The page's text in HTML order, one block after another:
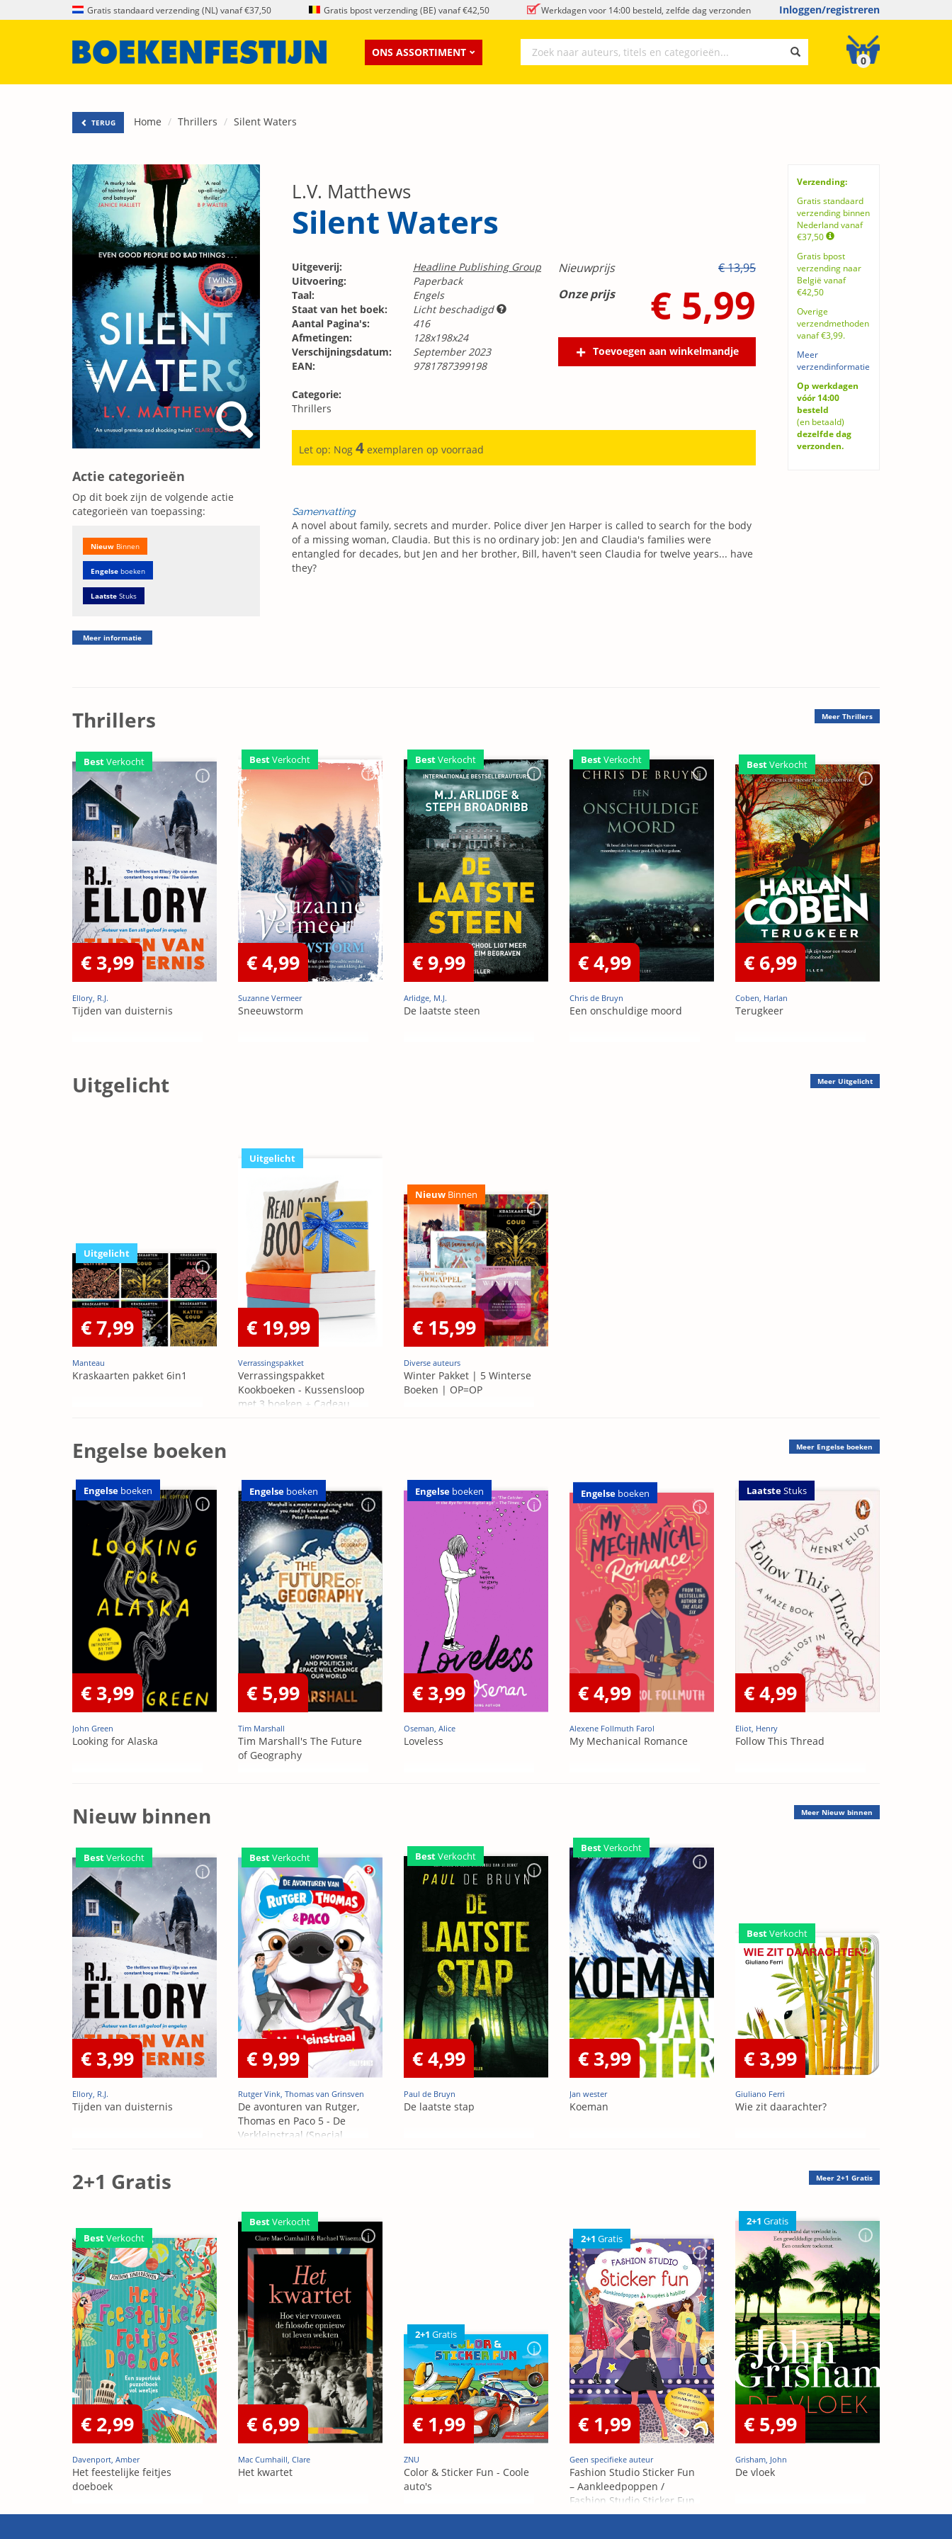
Gratis standaard verzending (NL) vanaf €37,50 Gratis bpost verzending (BE) vanaf €42,50 Werkdagen voor 14:00 besteld, zelfde dag verzonden Inloggen/registreren
ONS ASSORTIMENT
0
TERUG Home Thrillers Silent Waters
Actie categorieën
Op dit boek zijn de volgende actie
categorieën van toepassing:
Nieuw Binnen
Engelse boeken
Laatste Stuks
Meer informatie
Verzending:
Gratis standaard
verzending binnen
Nederland vanaf
€37,50
Gratis bpost
verzending naar
België vanaf
€42,50
Overige
verzendmethoden
vanaf €3,99.
Meer
verzendinformatie
Op werkdagen
vóór 14:00
besteld
(en betaald)
dezelfde dag
verzonden.
L.V. Matthews
Silent Waters
Uitgeverij:
Headline Publishing Group
Uitvoering:
Paperback
Taal:
Engels
Staat van het boek:
Licht beschadigd
Aantal Pagina's:
416
Afmetingen:
128x198x24
Verschijningsdatum:
September 2023
EAN:
9781787399198
Nieuwprijs
€ 13,95
Onze prijs
€ 5,99
Toevoegen aan winkelmandje
Categorie:
Thrillers
Let op: Nog 4 exemplaren op voorraad
Samenvatting
A novel about family, secrets and murder. Police diver Jen Harper is called to search for the body
of a missing woman, Claudia. But this is no ordinary job: Jen and Claudia's families were
entangled for decades, but Jen and her brother, Bill, haven't seen Claudia for twelve years... have
they?
Thrillers Meer Thrillers
BestVerkocht
€ 3,99
Ellory, R.J.
Tijden van duisternis
BestVerkocht
€ 4,99
Suzanne Vermeer
Sneeuwstorm
BestVerkocht
€ 9,99
Arlidge, M.J.
De laatste steen
BestVerkocht
€ 4,99
Chris de Bruyn
Een onschuldige moord
BestVerkocht
€ 6,99
Coben, Harlan
Terugkeer
Uitgelicht Meer Uitgelicht
Uitgelicht
€ 7,99
Manteau
Kraskaarten pakket 6in1
Uitgelicht
€ 19,99
Verrassingspakket
Verrassingspakket
Kookboeken - Kussensloop
met 3 boeken + Cadeau
Nieuw Binnen
€ 15,99
Diverse auteurs
Winter Pakket | 5 Winterse
Boeken | OP=OP
Engelse boeken Meer Engelse boeken
Engelse boeken
€ 3,99
John Green
Looking for Alaska
Engelse boeken
€ 5,99
Tim Marshall
Tim Marshall's The Future
of Geography
Engelse boeken
€ 3,99
Oseman, Alice
Loveless
Engelse boeken
€ 4,99
Alexene Follmuth Farol
My Mechanical Romance
LaatsteStuks
€ 4,99
Eliot, Henry
Follow This Thread
Nieuw binnen Meer Nieuw binnen
BestVerkocht
€ 3,99
Ellory, R.J.
Tijden van duisternis
BestVerkocht
€ 9,99
Rutger Vink, Thomas van Grinsven
De avonturen van Rutger,
Thomas en Paco 5 - De
Verkleinstraal (Special
BestVerkocht
€ 4,99
Paul de Bruyn
De laatste stap
BestVerkocht
€ 3,99
Jan wester
Koeman
BestVerkocht
€ 3,99
Giuliano Ferri
Wie zit daarachter?
2+1 Gratis Meer 2+1 Gratis
BestVerkocht
€ 2,99
Davenport, Amber
Het feestelijke feitjes
doeboek
BestVerkocht
€ 6,99
Mac Cumhaill, Clare
Het kwartet
2+1 Gratis
€ 1,99
ZNU
Color & Sticker Fun - Coole
auto's
2+1 Gratis
€ 1,99
Geen specifieke auteur
Fashion Studio Sticker Fun
– Aankleedpoppen /
Fashion Studio Sticker Fun
– Poupées Á habiller
2+1 Gratis
€ 5,99
Grisham, John
De vloek